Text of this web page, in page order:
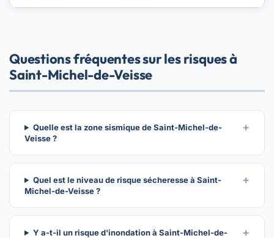
Questions fréquentes sur les risques à
Saint-Michel-de-Veisse
Quelle est la zone sismique de Saint-Michel-de-
Veisse ?
Quel est le niveau de risque sécheresse à Saint-
Michel-de-Veisse ?
Y a-t-il un risque d'inondation à Saint-Michel-de-